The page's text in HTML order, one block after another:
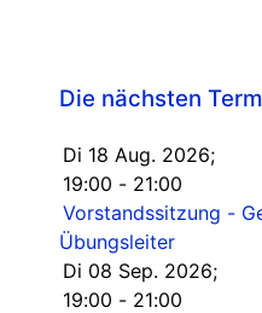
Die nächsten
Di 18 Aug. 2026;
19:00 - 21:00
Vorstandssitzung -
Übungsleiter
Di 08 Sep. 2026;
19:00 - 21:00